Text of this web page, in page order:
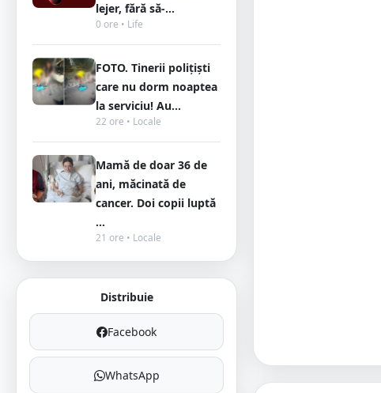
lejer, fără să-...
0 ore • Life
FOTO. Tinerii polițiști
care nu dorm noaptea
la serviciu! Au...
22 ore • Locale
Mamă de doar 36 de
ani, măcinată de
cancer. Doi copii luptă
...
21 ore • Locale
Distribuie
Facebook
WhatsApp